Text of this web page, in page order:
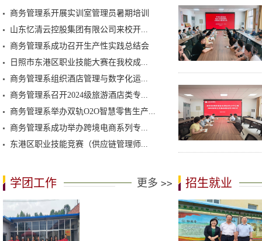
商务管理系开展实训室管理员暑期培训
山东忆清云控股集团有限公司来校开...
商务管理系成功召开生产性实践总结会
日照市东港区职业技能大赛在我校成...
商务管理系组织酒店管理与数字化运...
商务管理系召开2024级旅游酒店类专...
商务管理系举办双轨O2O智慧零售生产...
商务管理系成功举办跨境电商系列专...
东港区职业技能竞赛（供应链管理师...
学团工作 更多 >> 招生就业